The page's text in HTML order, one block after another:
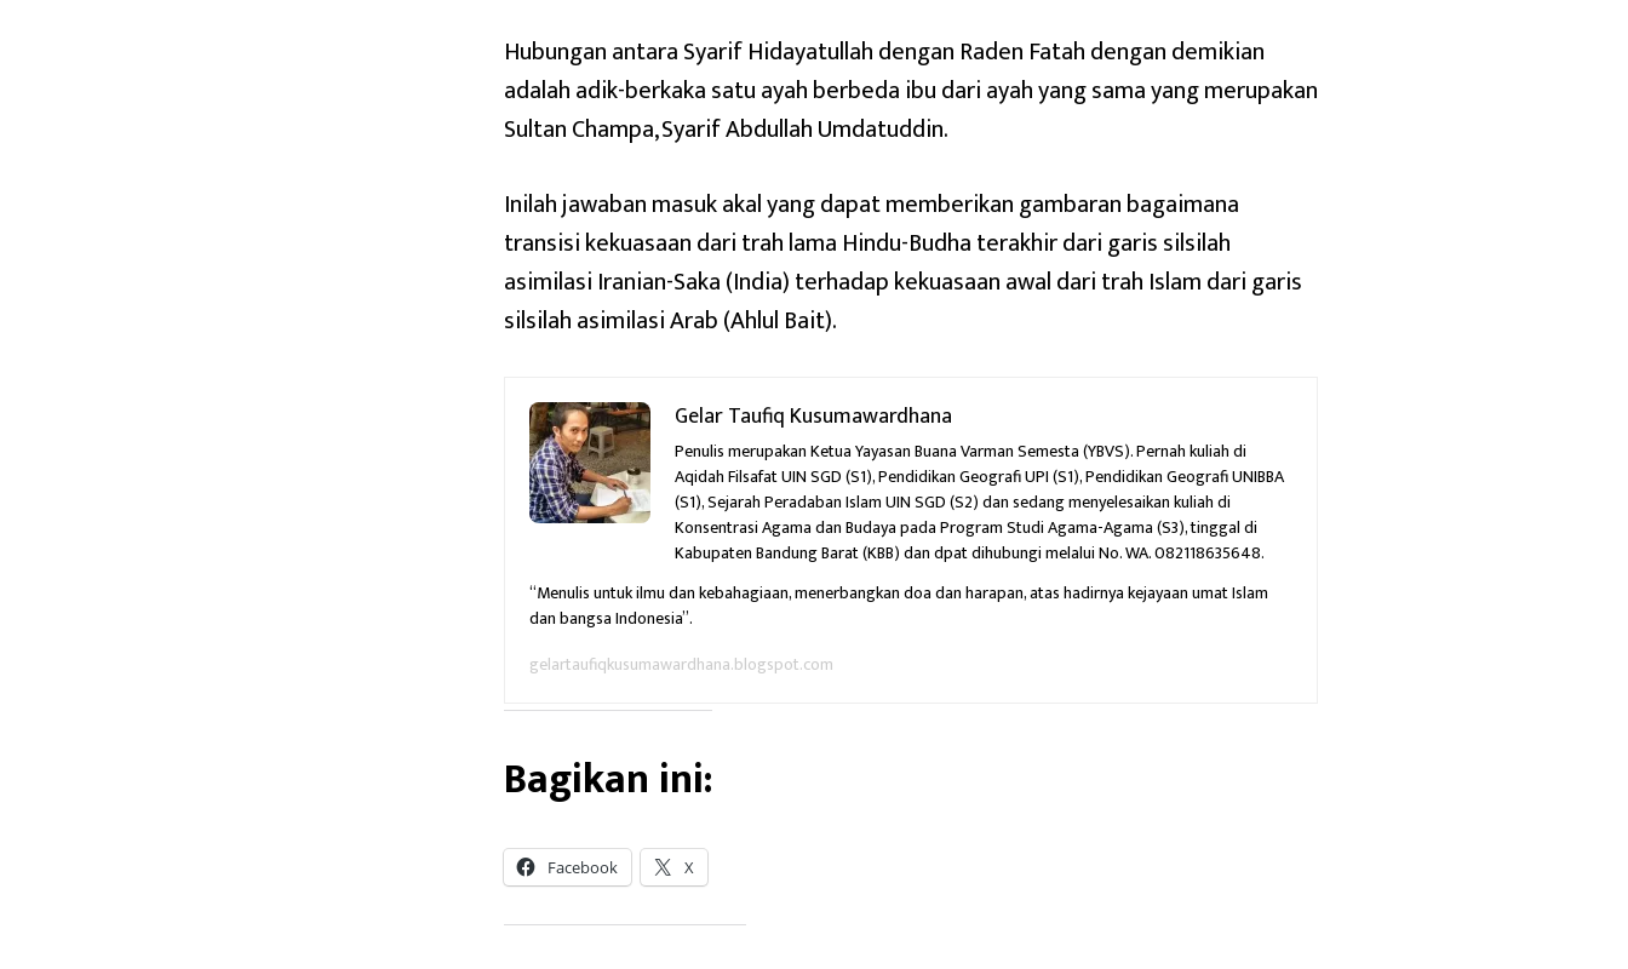
Hubungan antara Syarif Hidayatullah dengan Raden Fatah dengan demikian
adalah adik-berkaka satu ayah berbeda ibu dari ayah yang sama yang merupakan
Sultan Champa, Syarif Abdullah Umdatuddin.
Inilah jawaban masuk akal yang dapat memberikan gambaran bagaimana
transisi kekuasaan dari trah lama Hindu-Budha terakhir dari garis silsilah
asimilasi Iranian-Saka (India) terhadap kekuasaan awal dari trah Islam dari garis
silsilah asimilasi Arab (Ahlul Bait).
Gelar Taufiq Kusumawardhana
Penulis merupakan Ketua Yayasan Buana Varman Semesta (YBVS). Pernah kuliah di
Aqidah Filsafat UIN SGD (S1), Pendidikan Geografi UPI (S1), Pendidikan Geografi UNIBBA
(S1), Sejarah Peradaban Islam UIN SGD (S2) dan sedang menyelesaikan kuliah di
Konsentrasi Agama dan Budaya pada Program Studi Agama-Agama (S3), tinggal di
Kabupaten Bandung Barat (KBB) dan dpat dihubungi melalui No. WA. 082118635648.
“Menulis untuk ilmu dan kebahagiaan,menerbangkan doa dan harapan,atas hadirnya kejayaan umat Islam
dan bangsa Indonesia”.
gelartaufiqkusumawardhana.blogspot.com
Bagikan ini:
Facebook X